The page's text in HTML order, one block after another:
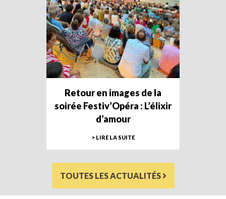
Retour en images de la
soirée Festiv’Opéra : L’élixir
d’amour
> LIRE LA SUITE
TOUTES LES ACTUALITÉS